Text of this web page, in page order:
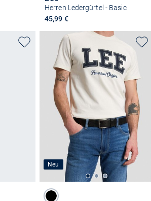
Herren Ledergürtel - Basic
45,99 €
Neu